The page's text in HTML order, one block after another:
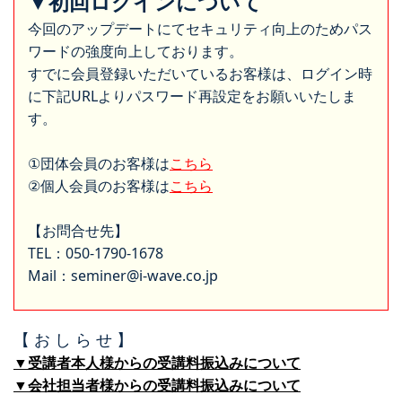
今回のアップデートにてセキュリティ向上のためパス
ワードの強度向上しております。
すでに会員登録いただいているお客様は、ログイン時
に下記URLよりパスワード再設定をお願いいたしま
す。
①団体会員のお客様はこちら
②個人会員のお客様はこちら
【お問合せ先】
TEL：050-1790-1678
Mail：seminer@i-wave.co.jp
【 お し ら せ 】
▼受講者本人様からの受講料振込みについて
▼会社担当者様からの受講料振込みについて